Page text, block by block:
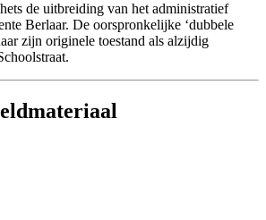
de uitbreiding van het administratief
Berlaar. De oorspronkelijke ‘dubbele
zijn originele toestand als alzijdig